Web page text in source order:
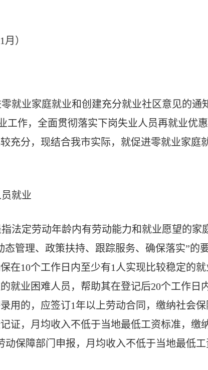
月）
就业家庭就业和创建充分就业社区意见的通
工作，全面贯彻落实下岗失业人员再就业优
充分，现结合我市实际，就促进零就业家庭
就业
法定劳动年龄内有劳动能力和就业愿望的家
管理、政策扶持、跟踪服务、确保落实”的
在10个工作日内至少有1人实现比较稳定的
就业困难人员，帮助其在登记后20个工作日
用的，应签订1年以上劳动合同，缴纳社会保
证，月均收入不低于当地最低工资标准，缴
保障部门申报，月均收入不低于当地最低工